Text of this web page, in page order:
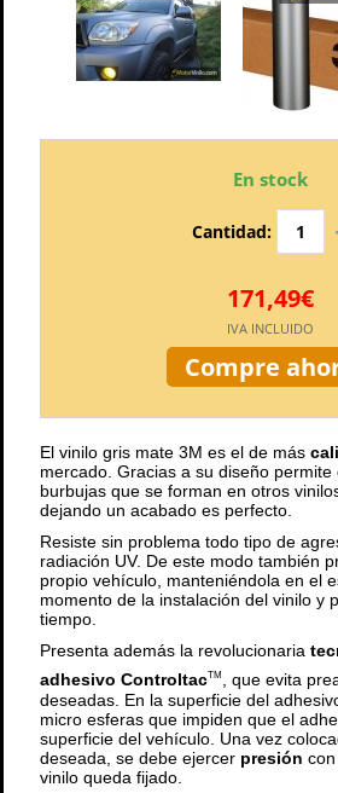
En stock
Cantidad:
171,49€
IVA INCLUIDO
Compre
El vinilo gris mate 3M es el de más
mercado. Gracias a su diseño
burbujas que se forman en otros
dejando un acabado es perfecto.
Resiste sin problema todo tipo de
radiación UV. De este modo también
propio vehículo, manteniéndola en el
momento de la instalación del vinilo y
tiempo.
Presenta además la revolucionaria
adhesivo ControltacTM
, que evita
deseadas. En la superficie del
micro esferas que impiden que el
superficie del vehículo. Una vez
deseada, se debe ejercer presión
vinilo queda fijado.